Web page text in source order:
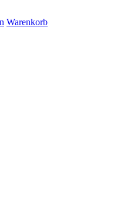
Warenkorb